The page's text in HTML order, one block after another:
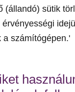
(állandó) sütik
érvényességi
a számítógépen.'